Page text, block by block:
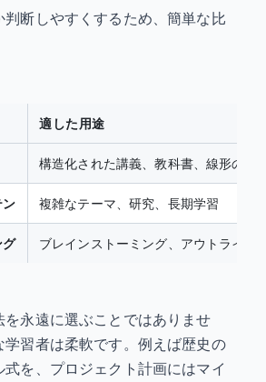
判断しやすくするため、簡単な比
適した用途
構造化された講義、教科書、線形の動
複雑なテーマ、研究、長期学習
グ ブレインストーミング、アウトライン
を永遠に選ぶことではありませ
学習者は柔軟です。例えば歴史の
を、プロジェクト計画にはマイ